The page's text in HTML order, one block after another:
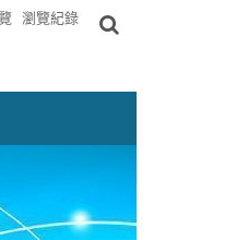
瀏覽紀錄